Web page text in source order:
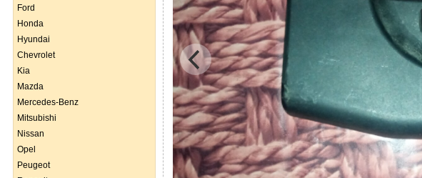
Ford
Honda
Hyundai
Chevrolet
Kia
Mazda
Mercedes-Benz
Mitsubishi
Nissan
Opel
Peugeot